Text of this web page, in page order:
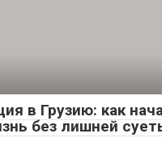
в Грузию: как
без лишней